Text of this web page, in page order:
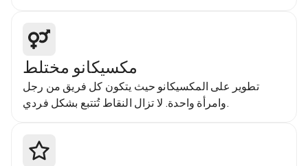
مكسيكانو مختلط
تطوير على المكسيكانو حيث يتكون كل فريق من رجل
وامرأة واحدة. لا تزال النقاط تُتتبع بشكل فردي.